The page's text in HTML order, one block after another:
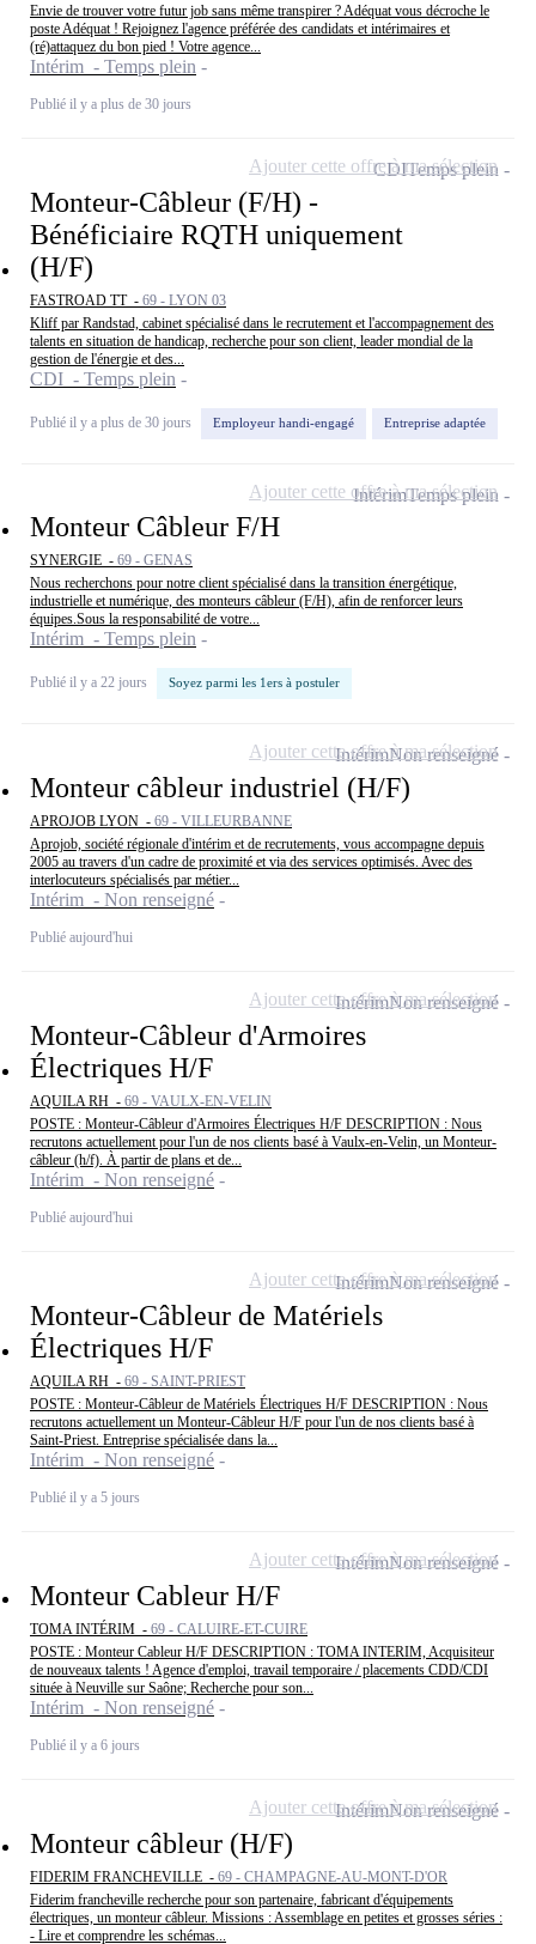
Envie de trouver votre futur job sans même transpirer ? Adéquat vous décroche le
poste Adéquat ! Rejoignez l'agence préférée des candidats et intérimaires et
(ré)attaquez du bon pied ! Votre agence...
Intérim - Temps plein
Publié il y a plus de 30 jours
Monteur-Câbleur (F/H) -
Bénéficiaire RQTH uniquement
(H/F)
FASTROAD TT - 69 - LYON 03
Kliff par Randstad, cabinet spécialisé dans le recrutement et l'accompagnement des
talents en situation de handicap, recherche pour son client, leader mondial de la
gestion de l'énergie et des...
CDI - Temps plein
Publié il y a plus de 30 jours Employeur handi-engagé Entreprise adaptée
CDITemps plein
Ajouter cette offre à ma sélection
Monteur Câbleur F/H
SYNERGIE - 69 - GENAS
Nous recherchons pour notre client spécialisé dans la transition énergétique,
industrielle et numérique, des monteurs câbleur (F/H), afin de renforcer leurs
équipes.Sous la responsabilité de votre...
Intérim - Temps plein
Publié il y a 22 jours Soyez parmi les 1ers à postuler
IntérimTemps plein
Ajouter cette offre à ma sélection
Monteur câbleur industriel (H/F)
APROJOB LYON - 69 - VILLEURBANNE
Aprojob, société régionale d'intérim et de recrutements, vous accompagne depuis
2005 au travers d'un cadre de proximité et via des services optimisés. Avec des
interlocuteurs spécialisés par métier...
Intérim - Non renseigné
Publié aujourd'hui
IntérimNon renseigné
Ajouter cette offre à ma sélection
Monteur-Câbleur d'Armoires
Électriques H/F
AQUILA RH - 69 - VAULX-EN-VELIN
POSTE : Monteur-Câbleur d'Armoires Électriques H/F DESCRIPTION : Nous
recrutons actuellement pour l'un de nos clients basé à Vaulx-en-Velin, un Monteur-
câbleur (h/f). À partir de plans et de...
Intérim - Non renseigné
Publié aujourd'hui
IntérimNon renseigné
Ajouter cette offre à ma sélection
Monteur-Câbleur de Matériels
Électriques H/F
AQUILA RH - 69 - SAINT-PRIEST
POSTE : Monteur-Câbleur de Matériels Électriques H/F DESCRIPTION : Nous
recrutons actuellement un Monteur-Câbleur H/F pour l'un de nos clients basé à
Saint-Priest. Entreprise spécialisée dans la...
Intérim - Non renseigné
Publié il y a 5 jours
IntérimNon renseigné
Ajouter cette offre à ma sélection
Monteur Cableur H/F
TOMA INTÉRIM - 69 - CALUIRE-ET-CUIRE
POSTE : Monteur Cableur H/F DESCRIPTION : TOMA INTERIM, Acquisiteur
de nouveaux talents ! Agence d'emploi, travail temporaire / placements CDD/CDI
située à Neuville sur Saône; Recherche pour son...
Intérim - Non renseigné
Publié il y a 6 jours
IntérimNon renseigné
Ajouter cette offre à ma sélection
Monteur câbleur (H/F)
FIDERIM FRANCHEVILLE - 69 - CHAMPAGNE-AU-MONT-D'OR
Fiderim francheville recherche pour son partenaire, fabricant d'équipements
électriques, un monteur câbleur. Missions : Assemblage en petites et grosses séries :
- Lire et comprendre les schémas...
IntérimNon renseigné
Ajouter cette offre à ma sélection